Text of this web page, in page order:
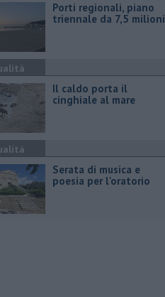
Porti regionali, piano
triennale da 7,5 milioni
Il caldo porta il
cinghiale al mare
Serata di musica e
poesia per l'oratorio